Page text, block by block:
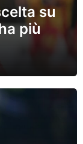
su
più